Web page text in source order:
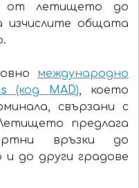
от летището до
изчислите общата
международно
(код MAD), което
свързани с
предлага
връзки до
до други градове